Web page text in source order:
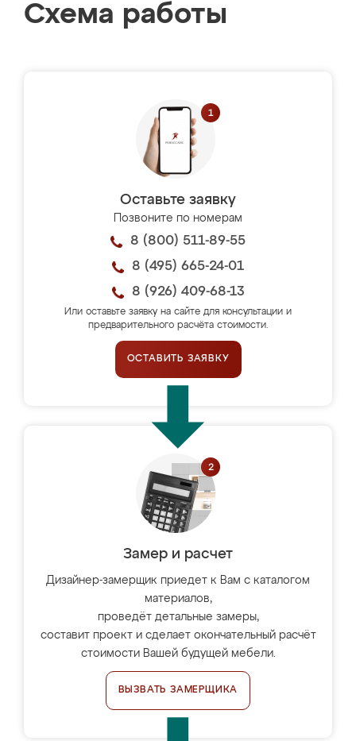
Схема работы
Оставьте заявку
Позвоните по номерам
8 (800) 511-89-55
8 (495) 665-24-01
8 (926) 409-68-13
Или оставьте заявку на сайте для консультации и
предварительного расчёта стоимости.
ОСТАВИТЬ ЗАЯВКУ
Замер и расчет
Дизайнер-замерщик приедет к Вам с каталогом
материалов,
проведёт детальные замеры,
составит проект и сделает окончательный расчёт
стоимости Вашей будущей мебели.
ВЫЗВАТЬ ЗАМЕРЩИКА